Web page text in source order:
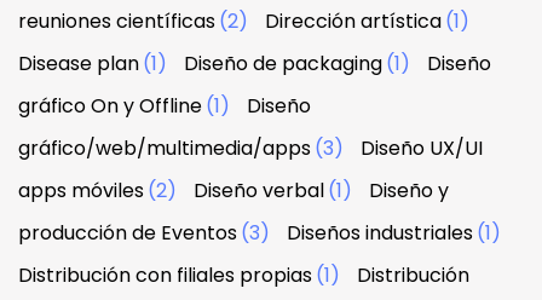
reuniones científicas(2) Dirección artística(1)
Disease plan(1) Diseño de packaging(1)
Diseño
gráfico On y Offline(1)
Diseño
gráfico/web/multimedia/apps(3)
Diseño UX/UI
apps móviles(2) Diseño verbal(1)
Diseño y
producción de Eventos(3) Diseños industriales(1)
Distribución con filiales propias(1)
Distribución